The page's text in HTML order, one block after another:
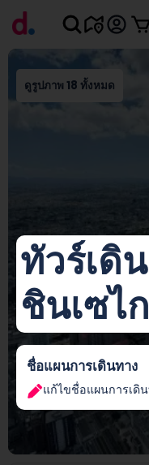
ดูรูปภาพ 18 ทั้งหมด
ทัวร์เดิ
ชินเซไก
ชื่อแผนการเดินทาง
แก้ไขชื่อแผนการเดิ